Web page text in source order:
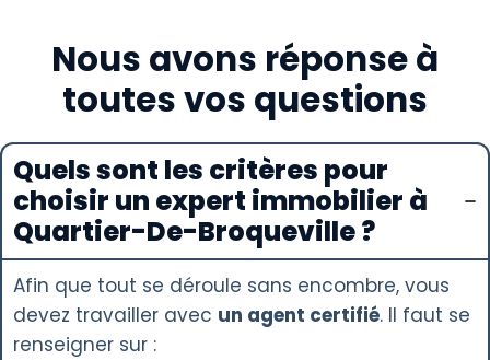
Nous avons réponse à
toutes vos questions
Quels sont les critères pour
choisir un expert immobilier à
Quartier-De-Broqueville ?
Afin que tout se déroule sans encombre, vous
devez travailler avec un agent certifié. Il faut se
renseigner sur :